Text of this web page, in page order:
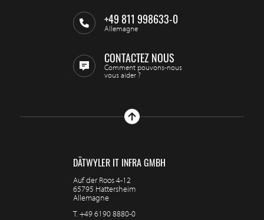
+49 811 998633-0
Allemagne
CONTACTEZ NOUS
Comment pouvons-nous
vous aider ?
DÄTWYLER IT INFRA GMBH
Auf der Roos 4-12
65795 Hattersheim
Allemagne
T.+49 6190 8880-0